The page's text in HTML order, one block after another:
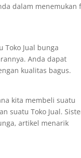
dalam menemukan
Toko Jual bunga
Anda dapat
kualitas bagus.
kita membeli suatu
suatu Toko Jual.
artikel menarik